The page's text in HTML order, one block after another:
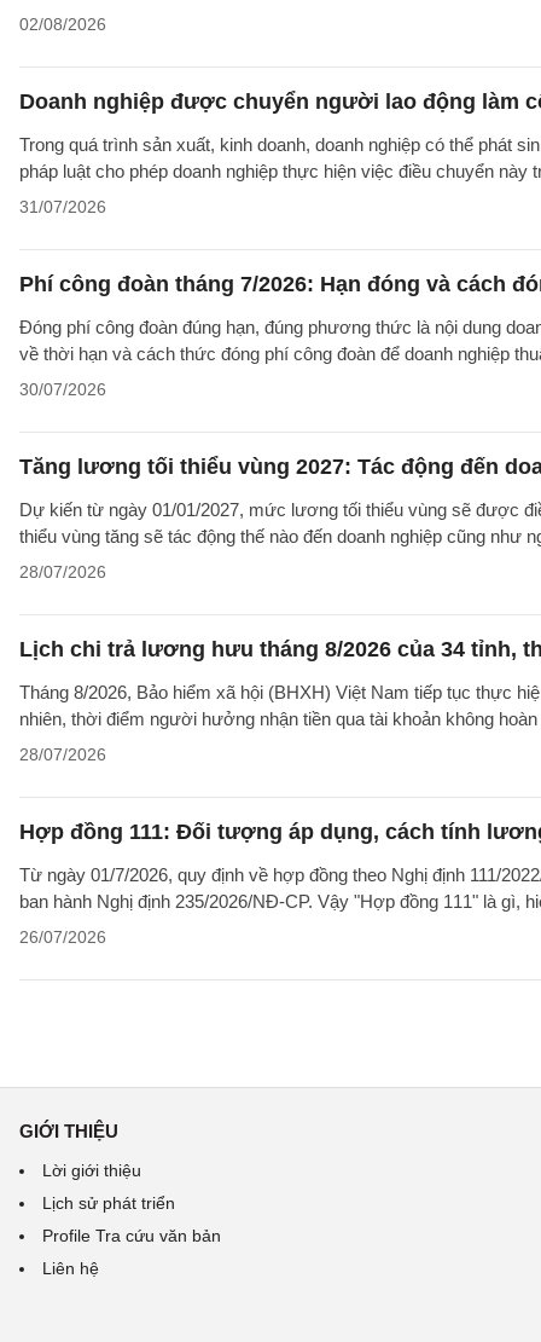
02/08/2026
Doanh nghiệp được chuyển người lao động làm
Trong quá trình sản xuất, kinh doanh, doanh nghiệp có thể phát
pháp luật cho phép doanh nghiệp thực hiện việc điều chuyển
31/07/2026
Phí công đoàn tháng 7/2026: Hạn đóng và cách
Đóng phí công đoàn đúng hạn, đúng phương thức là nội dung
về thời hạn và cách thức đóng phí công đoàn để doanh nghiệp
30/07/2026
Tăng lương tối thiểu vùng 2027: Tác động đến
Dự kiến từ ngày 01/01/2027, mức lương tối thiểu vùng sẽ được
thiểu vùng tăng sẽ tác động thế nào đến doanh nghiệp cũng như
28/07/2026
Lịch chi trả lương hưu tháng 8/2026 của 34 tỉnh,
Tháng 8/2026, Bảo hiểm xã hội (BHXH) Việt Nam tiếp tục thực
nhiên, thời điểm người hưởng nhận tiền qua tài khoản không
28/07/2026
Hợp đồng 111: Đối tượng áp dụng, cách tính
Từ ngày 01/7/2026, quy định về hợp đồng theo Nghị định 111/
ban hành Nghị định 235/2026/NĐ-CP. Vậy "Hợp đồng 111" là
26/07/2026
GIỚI THIỆU
Lời giới thiệu
Lịch sử phát triển
Profile Tra cứu văn bản
Liên hệ